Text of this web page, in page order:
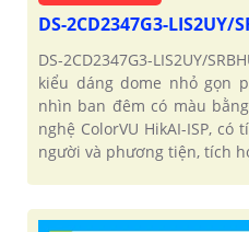
DS-2CD2347G3-LIS2UY/
DS-2CD2347G3-LIS2UY/
kiểu dáng dome nhỏ gọn
nhìn ban đêm có màu
nghệ ColorVU HikAI-ISP,
người và phương tiện, tích